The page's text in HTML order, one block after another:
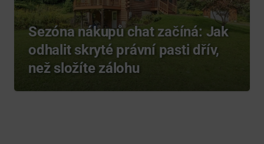
Sezóna nákupů chat začíná: Jak
odhalit skryté právní pasti dřív,
než složíte zálohu